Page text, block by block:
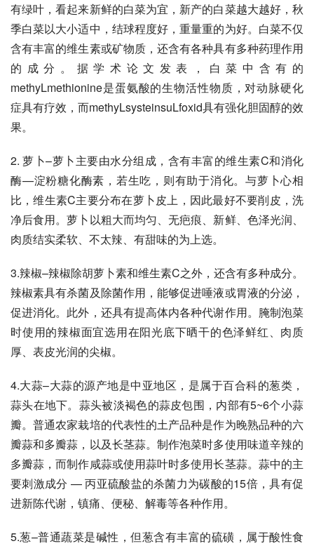
有绿叶，看起来新鲜的白菜为宜，新产的白菜越大越好，秋
季白菜以大小适中，结球程度好，重量重的为好。白菜不仅
含有丰富的维生素或矿物质，还含有各种具有多种药理作用
的成分。据学术论文发表，白菜中含有的
methyLmethionine是蛋氨酸的生物活性物质，对动脉硬化
症具有疗效，而methyLsysteinsuLfoxid具有强化胆固醇的效
果。
2. 萝卜–萝卜主要由水分组成，含有丰富的维生素C和消化
酶—淀粉糖化酶素，若生吃，则有助于消化。与萝卜心相
比，维生素C主要分布在萝卜皮上，因此最好不要削皮，洗
净后食用。萝卜以粗大而均匀、无疤痕、新鲜、色泽光润、
肉质结实柔软、不太辣、有甜味的为上选。
3.辣椒–辣椒除胡萝卜素和维生素C之外，还含有多种成分。
辣椒素具有杀菌及除菌作用，能够促进唾液或胃液的分泌，
促进消化。此外，还具有提高体内各种代谢作用。腌制泡菜
时使用的辣椒面宜选用在阳光底下晒干的色泽鲜红、肉质
厚、表皮光润的尖椒。
4.大蒜–大蒜的源产地是中亚地区，是属于百合科的葱类，
蒜头在地下。蒜头被淡褐色的蒜皮包围，内部有5~6个小蒜
瓣。普通农家栽培的代表性的土产品种是作为晚熟品种的六
瓣蒜和多瓣蒜，以及长茎蒜。制作泡菜时多使用味道辛辣的
多瓣蒜，而制作咸蒜或使用蒜叶时多使用长茎蒜。蒜中的主
要刺激成分 — 丙亚硫酸盐的杀菌力为碳酸的15倍，具有促
进新陈代谢，镇痛、便秘、解毒等各种作用。
5.葱–普通蔬菜是碱性，但葱含有丰富的硫磺，属于酸性食